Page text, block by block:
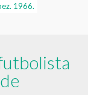
1966.